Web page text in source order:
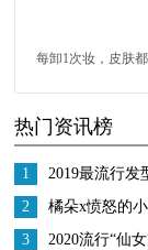
每卸1次妆，皮肤
热门资讯榜
1
2019最流行发
美美跨年
2
橘朵x愤怒的
3
2020流行“仙